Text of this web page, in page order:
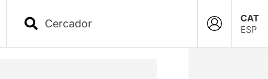
CAT
ESP